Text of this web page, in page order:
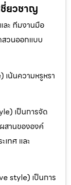
ชี่ยวชาญ
ละ ทีมงานมือ
วนออกแบบ
น้นความหรูหรา
เป็นการจัด
สานขององค์
เทศ และ
style) เป็นการ